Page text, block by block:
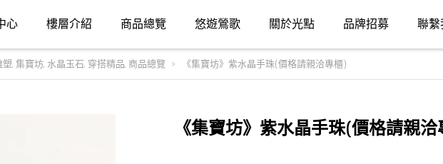
心 樓層介紹 商品總覽 悠遊鶯歌 關於光點 品牌招募 聯繫
塑, 集寶坊, 水晶玉石, 穿搭精品, 商品總覽 《集寶坊》紫水晶手珠(價格請親洽專櫃)
《集寶坊》紫水晶手珠(價格請親洽